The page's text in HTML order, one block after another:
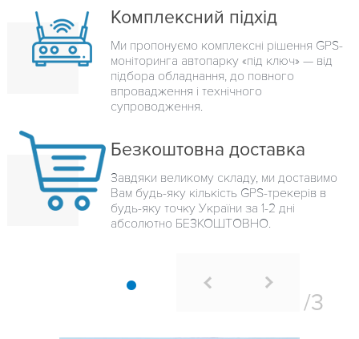
Комплексний підхід
Ми пропонуємо комплексні рішення GPS-
моніторинга автопарку «під ключ» — від
підбора обладнання, до повного
впровадження і технічного
супроводження.
Безкоштовна доставка
Завдяки великому складу, ми доставимо
Вам будь-яку кількість GPS-трекерів в
будь-яку точку України за 1-2 дні
абсолютно БЕЗКОШТОВНО.